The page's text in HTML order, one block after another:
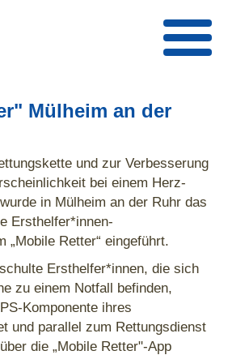
Mülheim an der
und zur Verbesserung
bei einem Herz-
in Mülheim an der Ruhr das
Ersthelfer*innen-
„Mobile Retter“ eingeführt.
Ersthelfer*innen, die sich
zu einem Notfall befinden,
Komponente ihres
und parallel zum Rettungsdienst
die „Mobile Retter"-App